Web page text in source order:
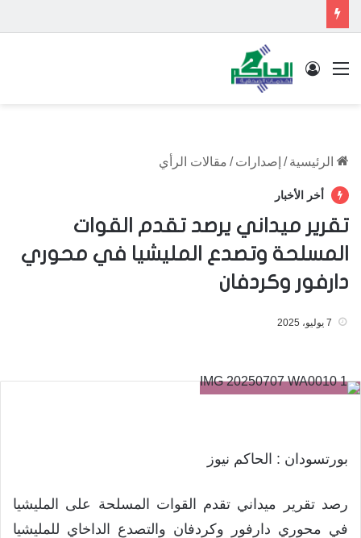
القائمة تسجيل الدخول
الرئيسية / إصدارات / مقالات الرأي
أخر الأخبار
تقرير ميداني يرصد تقدم القوات
المسلحة وتصدع المليشيا في محوري
دارفور وكردفان
7 يوليو، 2025
بورتسودان : الحاكم نيوز
رصد تقرير ميداني تقدم القوات المسلحة على المليشيا
في محوري دارفور وكردفان والتصدع الداخاي للمليشيا